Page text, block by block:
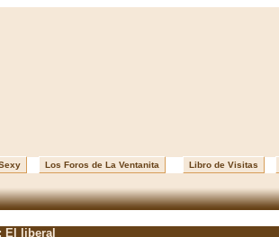
Los Foros de La Ventanita Libro de Visitas
El liberal